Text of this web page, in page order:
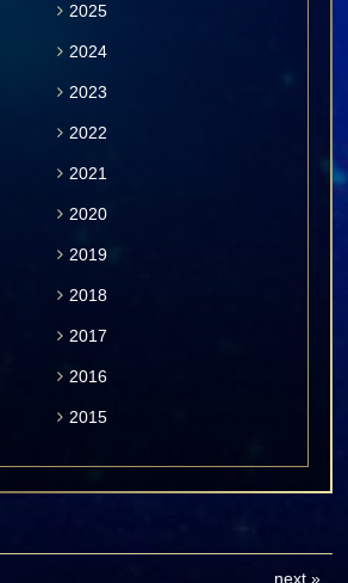
2025
2024
2023
2022
2021
2020
2019
2018
2017
2016
2015
next»